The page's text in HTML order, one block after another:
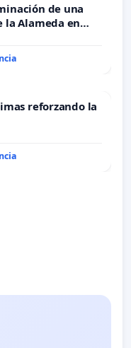
de una
la Alameda en
Muñoz
reforzando la